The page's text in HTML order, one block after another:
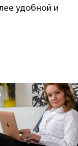
удобной и